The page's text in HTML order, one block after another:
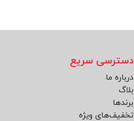
دسترسی سریع
درباره ما
بلاگ
برند‌ها
تخفیف‌های ویژه